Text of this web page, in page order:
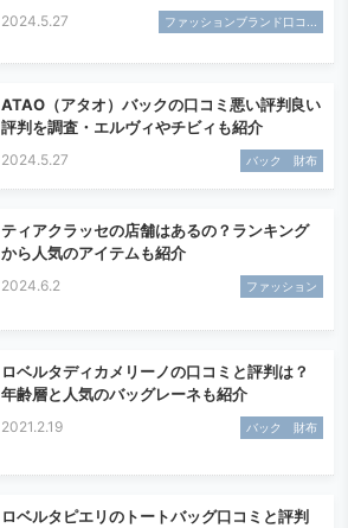
2024.5.27 ファッションブランド口コ...
ATAO（アタオ）バックの口コミ悪い評判良い
評判を調査・エルヴィやチビィも紹介
2024.5.27 バック 財布
ティアクラッセの店舗はあるの？ランキング
から人気のアイテムも紹介
2024.6.2 ファッション
ロベルタディカメリーノの口コミと評判は？
年齢層と人気のバッグレーネも紹介
2021.2.19 バック 財布
ロベルタピエリのトートバッグ口コミと評判